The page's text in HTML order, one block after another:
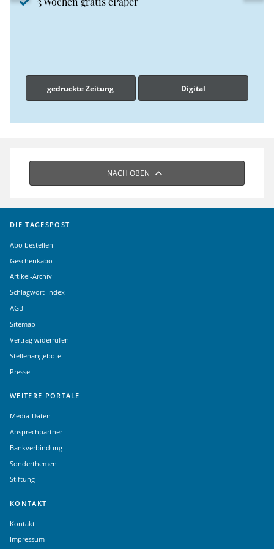
gedruckte Zeitung Digital
NACH OBEN
DIE TAGESPOST
Abo bestellen
Geschenkabo
Artikel-Archiv
Schlagwort-Index
AGB
Sitemap
Vertrag widerrufen
Stellenangebote
Presse
WEITERE PORTALE
Media-Daten
Ansprechpartner
Bankverbindung
Sonderthemen
Stiftung
KONTAKT
Kontakt
Impressum